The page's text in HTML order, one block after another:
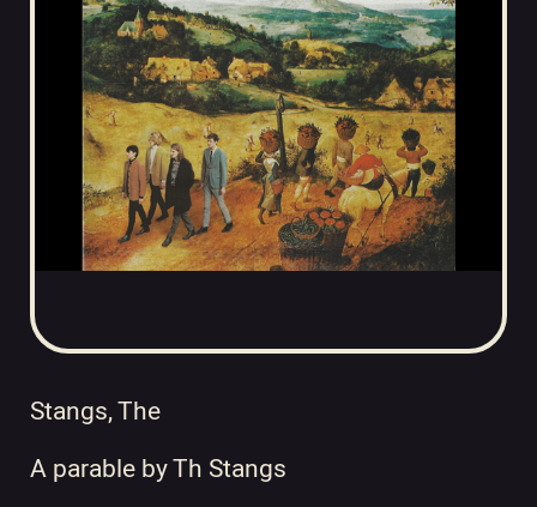
Stangs, The
A parable by Th Stangs